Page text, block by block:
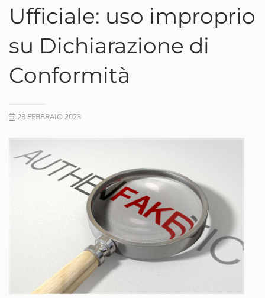
Ufficiale: uso improprio
su Dichiarazione di
Conformità
28 FEBBRAIO 2023